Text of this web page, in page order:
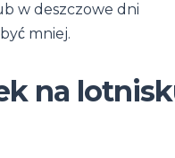
w deszczowe dni
mniej.
na